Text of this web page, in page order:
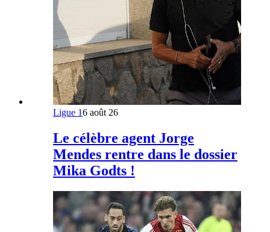
Ligue 16 août 26
Le célèbre agent Jorge
Mendes rentre dans le dossier
Mika Godts !